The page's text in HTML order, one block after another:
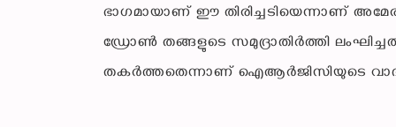
ഭാഗമായാണ് ഈ തിരിച്ചടിയെന്നാണ്
ഡ്രോൺ തങ്ങളുടെ സമുദ്രാതിർത്തി
തകർത്തതെന്നാണ് ഐആർജിസിയുടെ